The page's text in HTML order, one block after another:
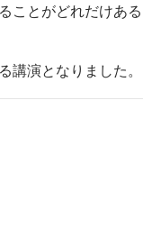
ことがどれだけある
講演となりました。